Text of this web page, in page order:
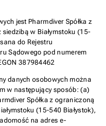
jest Pharmdiver Spółka z
w Białymstoku (15-
do Rejestru
Sądowego pod numerem
387984462
danych osobowych można
w następujący sposób: (a)
Spółka z ograniczoną
(15-540 Białystok),
na adres e-